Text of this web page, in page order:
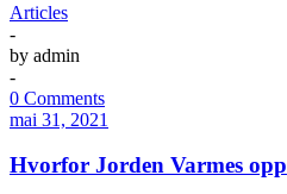
Articles
-
by admin
-
0 Comments
mai 31, 2021
Hvorfor Jorden Varmes opp